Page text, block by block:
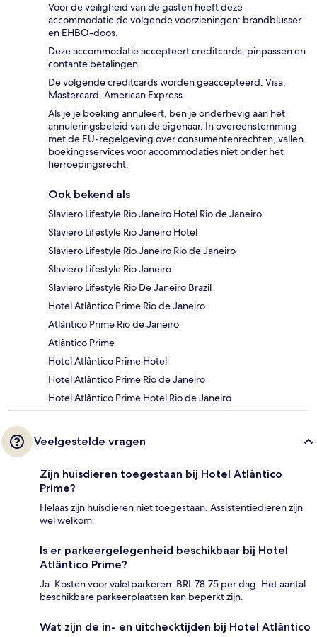
Voor de veiligheid van de gasten heeft deze
accommodatie de volgende voorzieningen: brandblusser
en EHBO-doos.
Deze accommodatie accepteert creditcards, pinpassen en
contante betalingen.
De volgende creditcards worden geaccepteerd: Visa,
Mastercard, American Express
Als je je boeking annuleert, ben je onderhevig aan het
annuleringsbeleid van de eigenaar. In overeenstemming
met de EU-regelgeving over consumentenrechten, vallen
boekingsservices voor accommodaties niet onder het
herroepingsrecht.
Ook bekend als
Slaviero Lifestyle Rio Janeiro Hotel Rio de Janeiro
Slaviero Lifestyle Rio Janeiro Hotel
Slaviero Lifestyle Rio Janeiro Rio de Janeiro
Slaviero Lifestyle Rio Janeiro
Slaviero Lifestyle Rio De Janeiro Brazil
Hotel Atlântico Prime Rio de Janeiro
Atlântico Prime Rio de Janeiro
Atlântico Prime
Hotel Atlântico Prime Hotel
Hotel Atlântico Prime Rio de Janeiro
Hotel Atlântico Prime Hotel Rio de Janeiro
Veelgestelde vragen
Zijn huisdieren toegestaan bij Hotel Atlântico
Prime?
Helaas zijn huisdieren niet toegestaan. Assistentiedieren zijn
wel welkom.
Is er parkeergelegenheid beschikbaar bij Hotel
Atlântico Prime?
Ja. Kosten voor valetparkeren: BRL 78.75 per dag. Het aantal
beschikbare parkeerplaatsen kan beperkt zijn.
Wat zijn de in- en uitchecktijden bij Hotel Atlântico